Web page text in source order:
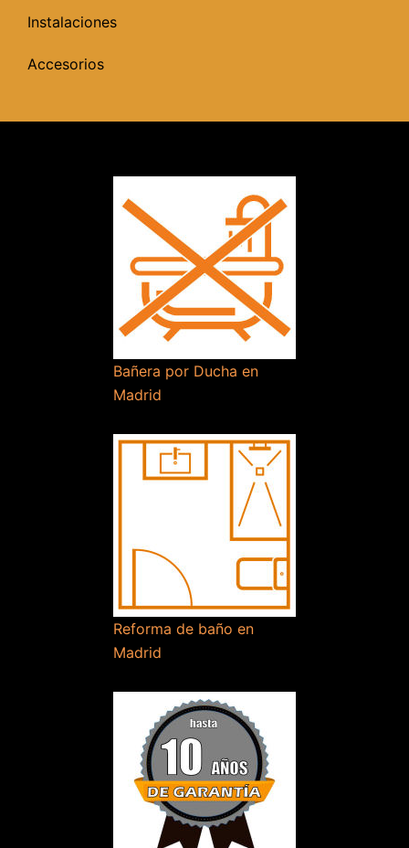
Instalaciones
Accesorios
Bañera por Ducha en
Madrid
Reforma de baño en
Madrid